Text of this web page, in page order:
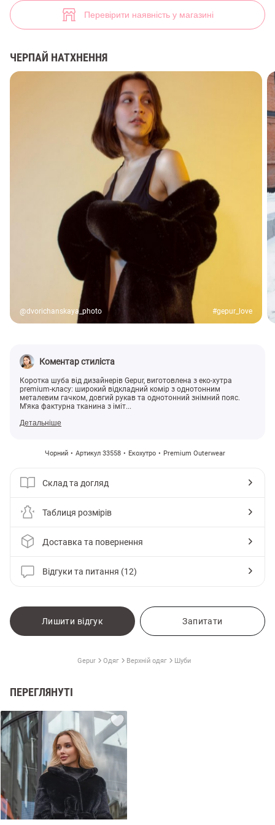
12
Перевірити наявність у магазині
ЧЕРПАЙ НАТХНЕННЯ
@dvorichanskaya_photo #gepur_love
Коментар стиліста
Коротка шуба від дизайнерів Gepur, виготовлена з еко-хутра
premium-класу: широкий відкладний комір з однотонним
металевим гачком, довгий рукав та однотонний знімний пояс.
М'яка фактурна тканина з іміт...
Детальніше
Чорний Артикул 33558 Екохутро Premium Outerwear
Склад та догляд
Таблиця розмірів
Доставка та повернення
Відгуки та питання (12)
Лишити відгук Запитати
Gepur Одяг Верхній одяг Шуби
ПЕРЕГЛЯНУТІ
Жіноча шуба з еко-хутра (арт. 33558) ♡ інтернет-магазин Gepur